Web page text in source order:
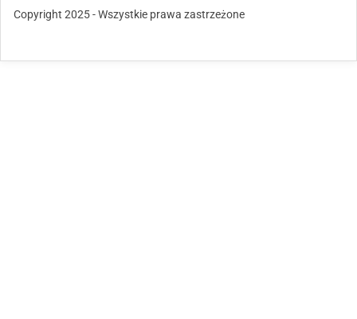
Copyright 2025 - Wszystkie prawa zastrzeżone